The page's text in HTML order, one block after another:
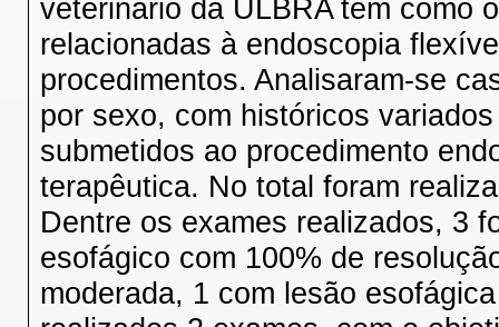
veterinário da ULBRA tem como
relacionadas à endoscopia
procedimentos. Analisaram-se
por sexo, com históricos
submetidos ao procedimento
terapêutica. No total foram
Dentre os exames realizados, 3
esofágico com 100% de
moderada, 1 com lesão